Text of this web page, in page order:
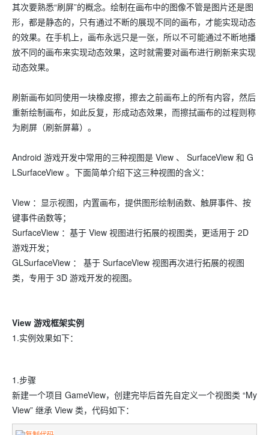
其次要熟悉“刷屏”的概念。绘制在画布中的图像不管是图片还是图
形，都是静态的，只有通过不断的展现不同的画布，才能实现动态
的效果。在手机上，画布永远只是一张，所以不可能通过不断地播
放不同的画布来实现动态效果，这时就需要对画布进行刷新来实现
动态效果。
刷新画布如同使用一块橡皮擦，擦去之前画布上的所有内容，然后
重新绘制画布，如此反复，形成动态效果，而擦拭画布的过程则称
为刷屏（刷新屏幕）。
Android 游戏开发中常用的三种视图是 View 、 SurfaceView 和 G
LSurfaceView 。下面简单介绍下这三种视图的含义：
View ：显示视图，内置画布，提供图形绘制函数、触屏事件、按
键事件函数等；
SurfaceView ：基于 View 视图进行拓展的视图类，更适用于 2D
游戏开发；
GLSurfaceView ： 基于 SurfaceView 视图再次进行拓展的视图
类，专用于 3D 游戏开发的视图。
View 游戏框架实例
1.实例效果如下：
1.步骤
新建一个项目 GameView，创建完毕后首先自定义一个视图类 “My
View” 继承 View 类，代码如下：